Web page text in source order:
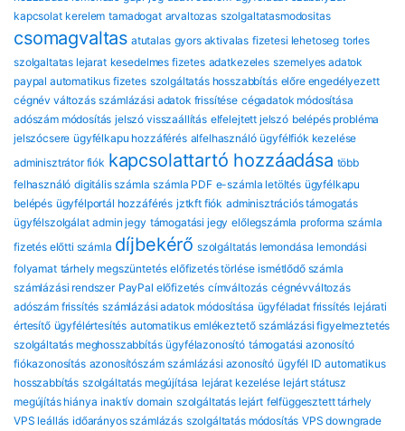
kapcsolat kerelem tamadogat arvaltozas szolgaltatasmodositas
csomagvaltas atutalas gyors aktivalas fizetesi lehetoseg torles
szolgaltatas lejarat kesedelmes fizetes adatkezeles szemelyes adatok
paypal automatikus fizetes szolgáltatás hosszabbítás előre engedélyezett
cégnév változás számlázási adatok frissítése cégadatok módosítása
adószám módosítás jelszó visszaállítás elfelejtett jelszó belépés probléma
jelszócsere ügyfélkapu hozzáférés alfelhasználó ügyfélfiók kezelése
adminisztrátor fiók kapcsolattartó hozzáadása több
felhasználó digitális számla számla PDF e-számla letöltés ügyfélkapu
belépés ügyfélportál hozzáférés jztkft fiók adminisztrációs támogatás
ügyfélszolgálat admin jegy támogatási jegy előlegszámla proforma számla
fizetés előtti számla díjbekérő szolgáltatás lemondása lemondási
folyamat tárhely megszüntetés előfizetés törlése ismétlődő számla
számlázási rendszer PayPal előfizetés címváltozás cégnévváltozás
adószám frissítés számlázási adatok módosítása ügyféladat frissítés lejárati
értesítő ügyfélértesítés automatikus emlékeztető számlázási figyelmeztetés
szolgáltatás meghosszabbítás ügyfélazonosító támogatási azonosító
fiókazonosítás azonosítószám számlázási azonosító ügyfél ID automatikus
hosszabbítás szolgáltatás megújítása lejárat kezelése lejárt státusz
megújítás hiánya inaktív domain szolgáltatás lejárt felfüggesztett tárhely
VPS leállás időarányos számlázás szolgáltatás módosítás VPS downgrade